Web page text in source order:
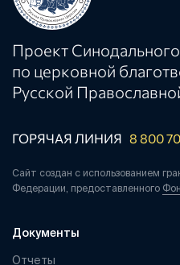
Проект
по церковной
Русской
ГОРЯЧАЯ ЛИНИЯ 8 800
Сайт создан с использованием
Федерации, предоставленного
Документы
Отчеты